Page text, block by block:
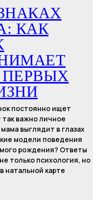
КАК
постоянно ищет
так важно личное
выглядит в глазах
модели поведения
рождения? Ответы
только психология, но
натальной карте